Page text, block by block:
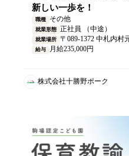
新しい一歩を！
職種 その他
就業形態 正社員 （中途）
就業場所 〒089-1372 中札内村
給与 月給235,000円
株式会社十勝野ポーク